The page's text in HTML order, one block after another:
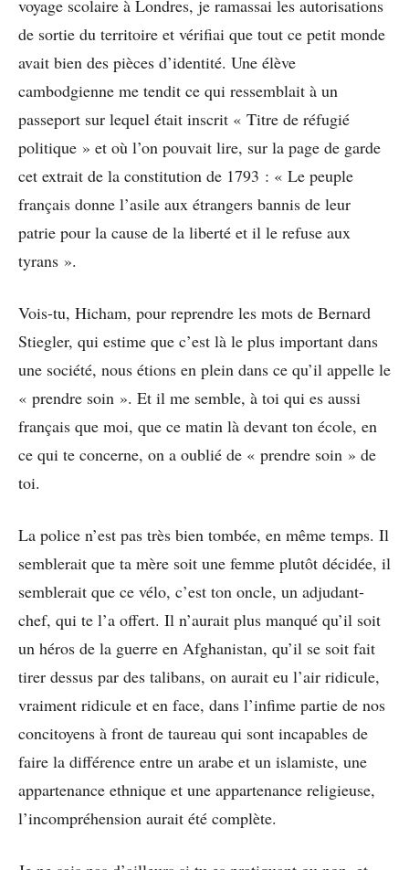
voyage scolaire à Londres, je ramassai les autorisations
de sortie du territoire et vérifiai que tout ce petit monde
avait bien des pièces d’identité. Une élève
cambodgienne me tendit ce qui ressemblait à un
passeport sur lequel était inscrit « Titre de réfugié
politique » et où l’on pouvait lire, sur la page de garde
cet extrait de la constitution de 1793 : « Le peuple
français donne l’asile aux étrangers bannis de leur
patrie pour la cause de la liberté et il le refuse aux
tyrans ».
Vois-tu, Hicham, pour reprendre les mots de Bernard
Stiegler, qui estime que c’est là le plus important dans
une société, nous étions en plein dans ce qu’il appelle le
« prendre soin ». Et il me semble, à toi qui es aussi
français que moi, que ce matin là devant ton école, en
ce qui te concerne, on a oublié de « prendre soin » de
toi.
La police n’est pas très bien tombée, en même temps. Il
semblerait que ta mère soit une femme plutôt décidée, il
semblerait que ce vélo, c’est ton oncle, un adjudant-
chef, qui te l’a offert. Il n’aurait plus manqué qu’il soit
un héros de la guerre en Afghanistan, qu’il se soit fait
tirer dessus par des talibans, on aurait eu l’air ridicule,
vraiment ridicule et en face, dans l’infime partie de nos
concitoyens à front de taureau qui sont incapables de
faire la différence entre un arabe et un islamiste, une
appartenance ethnique et une appartenance religieuse,
l’incompréhension aurait été complète.